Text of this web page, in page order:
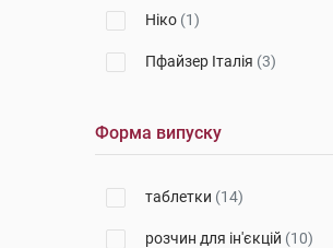
Ніко (1)
Пфайзер Італія (3)
Г.Л.Фарма
Форма випуску
таблетки (14)
розчин для ін'єкцій (10)